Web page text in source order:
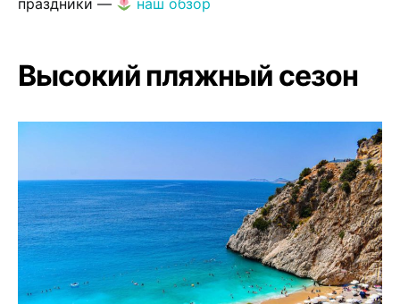
праздники — наш обзор
Высокий пляжный сезон